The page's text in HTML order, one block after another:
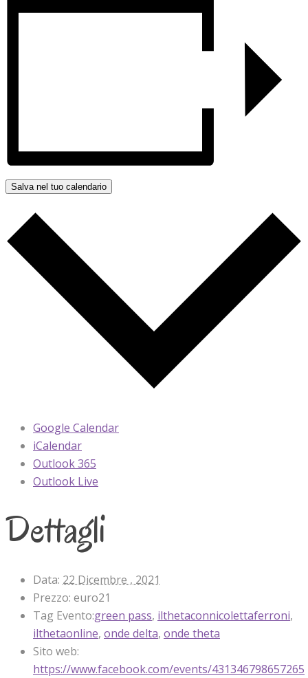
Salva nel tuo calendario
Google Calendar
iCalendar
Outlook 365
Outlook Live
Dettagli
Data: 22 Dicembre , 2021
Prezzo: euro21
Tag Evento:green pass, ilthetaconnicolettaferroni,
ilthetaonline, onde delta, onde theta
Sito web:
https://www.facebook.com/events/431346798657265